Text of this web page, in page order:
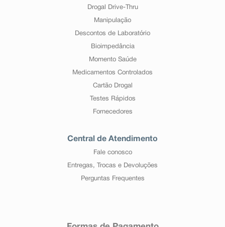
Drogal Drive-Thru
Manipulação
Descontos de Laboratório
Bioimpedância
Momento Saúde
Medicamentos Controlados
Cartão Drogal
Testes Rápidos
Fornecedores
Central de Atendimento
Fale conosco
Entregas, Trocas e Devoluções
Perguntas Frequentes